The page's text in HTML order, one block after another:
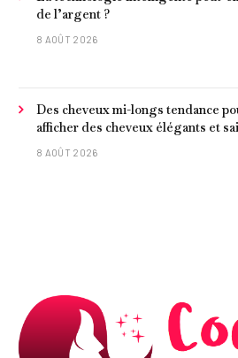
de l’argent ?
8 AOÛT 2026
Des cheveux mi-longs tendance
afficher des cheveux élégants et
8 AOÛT 2026